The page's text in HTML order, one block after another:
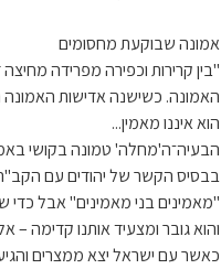
אמונה שבוקעת מחסומים
"בין קרירות וכפירה מפרידה
האמונה. כשישנה אדישות
הוא איננו מאמין...
הבעיה־ה'מחלה' טמונה בקושי
בבסיס הקשר של יהודים עם
"מאמינים בני מאמינים" אבל
והוא גובר ומצעיד אותנו קדימה
כאשר עם ישראל יצא ממצרים